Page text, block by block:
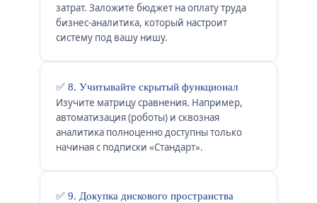
затрат. Заложите бюджет на оплату труда
бизнес-аналитика, который настроит
систему под вашу нишу.
✅ 8. Учитывайте скрытый функционал
Изучите матрицу сравнения. Например,
автоматизация (роботы) и сквозная
аналитика полноценно доступны только
начиная с подписки «Стандарт».
✅ 9. Докупка дискового пространства